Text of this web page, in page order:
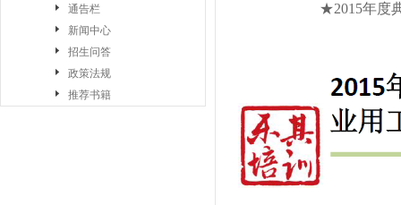
通告栏
新闻中心
招生问答
政策法规
推荐书籍
★2015年度